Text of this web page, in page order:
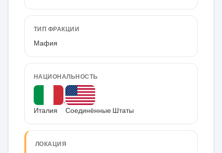
ТИП ФРАКЦИИ
Мафия
НАЦИОНАЛЬНОСТЬ
Италия
,
Соединённые Штаты
ЛОКАЦИЯ